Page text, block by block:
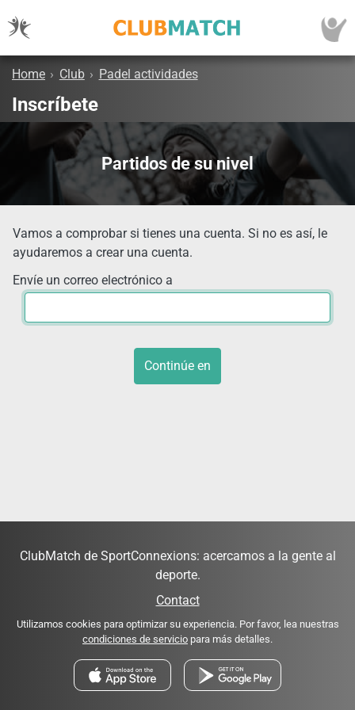
Home › Club › Padel actividades
Inscríbete
Partidos de su nivel
Vamos a comprobar si tienes una cuenta. Si no es así, le
ayudaremos a crear una cuenta.
Envíe un correo electrónico a
Continúe en
ClubMatch de SportConnexions: acercamos a la gente al
deporte.
Contact
Utilizamos cookies para optimizar su experiencia. Por favor, lea nuestras
condiciones de servicio para más detalles.